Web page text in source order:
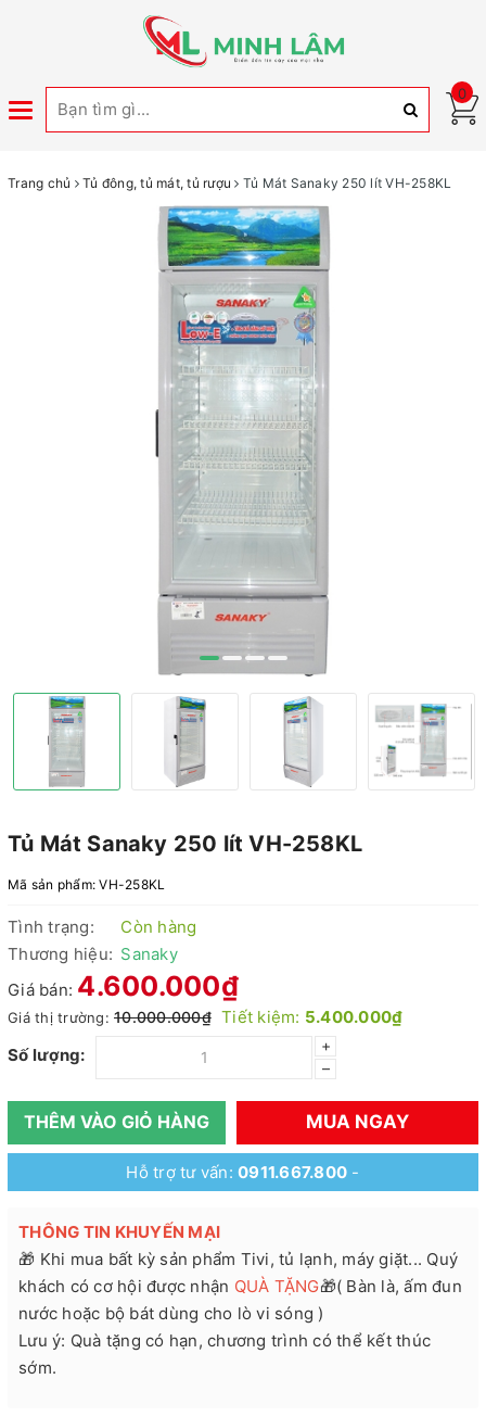
Toggle
0
Trang chủ Tủ đông, tủ mát, tủ rượu Tủ Mát Sanaky 250 lít VH-258KL
Tủ Mát Sanaky 250 lít VH-258KL
Mã sản phẩm:VH-258KL
Tình trạng:
Còn hàng
Thương hiệu: Sanaky
Giá bán: 4.600.000₫
Giá thị trường: 10.000.000₫ Tiết kiệm: 5.400.000₫
Số lượng:
+
–
THÊM VÀO GIỎ HÀNG MUA NGAY
Hỗ trợ tư vấn:0911.667.800 -
THÔNG TIN KHUYẾN MẠI
🎁 Khi mua bất kỳ sản phẩm Tivi, tủ lạnh, máy giặt... Quý
khách có cơ hội được nhận QUÀ TẶNG🎁( Bàn là, ấm đun
nước hoặc bộ bát dùng cho lò vi sóng )
Lưu ý: Quà tặng có hạn, chương trình có thể kết thúc
sớm.